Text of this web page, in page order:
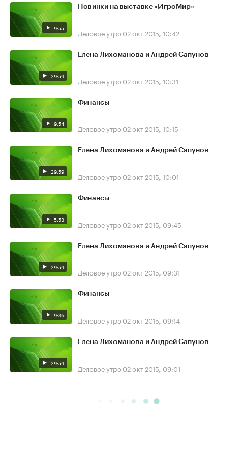
9:55
Новинки на выставке «ИгроМир»
Деловое утро 02 окт 2015, 10:42
29:59
Елена Лихоманова и Андрей Сапунов
Деловое утро 02 окт 2015, 10:31
9:54
Финансы
Деловое утро 02 окт 2015, 10:15
29:59
Елена Лихоманова и Андрей Сапунов
Деловое утро 02 окт 2015, 10:01
5:53
Финансы
Деловое утро 02 окт 2015, 09:45
29:59
Елена Лихоманова и Андрей Сапунов
Деловое утро 02 окт 2015, 09:31
9:36
Финансы
Деловое утро 02 окт 2015, 09:14
29:59
Елена Лихоманова и Андрей Сапунов
Деловое утро 02 окт 2015, 09:01